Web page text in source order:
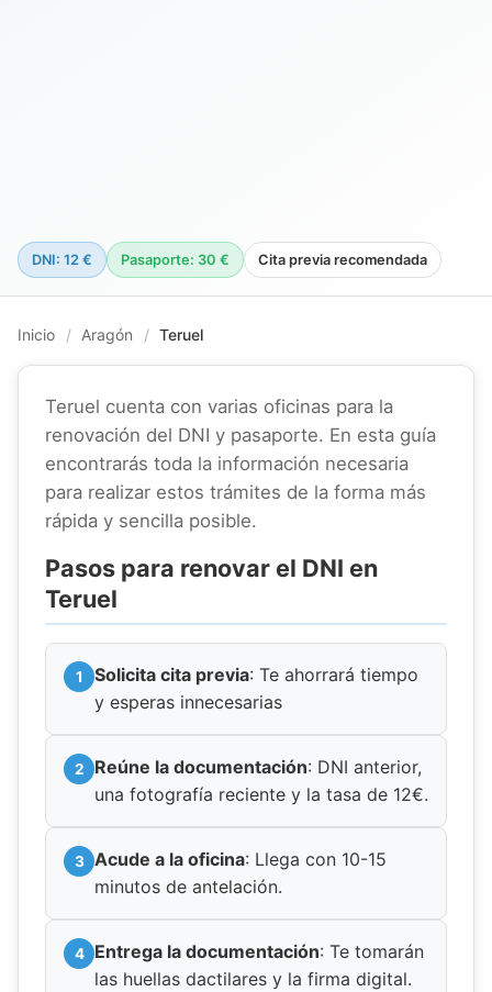
DNI: 12 € Pasaporte: 30 € Cita previa recomendada
Inicio / Aragón / Teruel
Teruel cuenta con varias oficinas para la
renovación del DNI y pasaporte. En esta guía
encontrarás toda la información necesaria
para realizar estos trámites de la forma más
rápida y sencilla posible.
Pasos para renovar el DNI en
Teruel
Solicita cita previa: Te ahorrará tiempo
y esperas innecesarias
Reúne la documentación: DNI anterior,
una fotografía reciente y la tasa de 12€.
Acude a la oficina: Llega con 10-15
minutos de antelación.
Entrega la documentación: Te tomarán
las huellas dactilares y la firma digital.